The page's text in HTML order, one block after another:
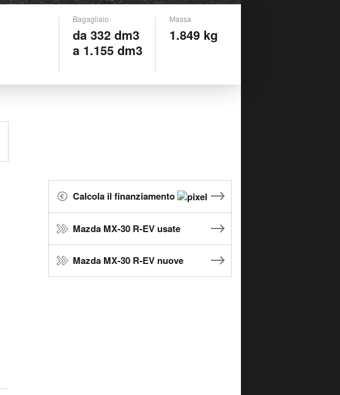
Bagagliaio
da 332 dm3
a 1.155 dm3
Massa
1.849 kg
Calcola il finanziamento
Mazda MX-30 R-EV usate
Mazda MX-30 R-EV nuove